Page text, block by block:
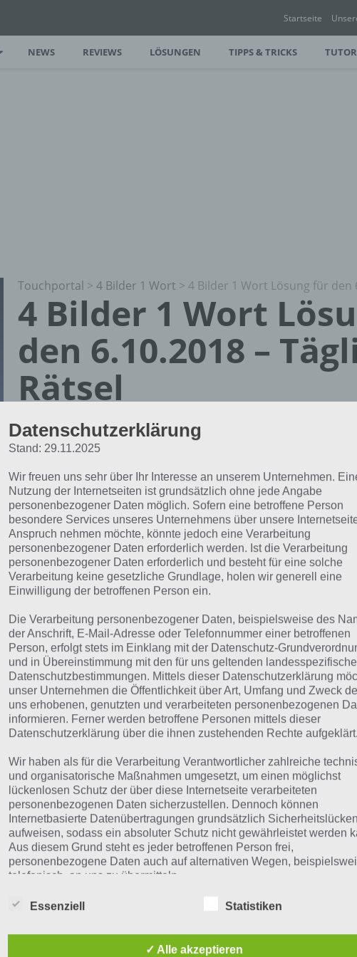
Startseite
NEWS REVIEWS LÖSUNGEN TIPPS & TRICKS
Touchportal > 4 Bilder 1 Wort > 4 Bilder 1 Wort Lösung für den
4 Bilder 1 Wort
den 6.10.2018 –
Rätsel
Paul Stelzer
09.11.2019
App Empfehlung: IQ Test App
Mit zahlreichen Aufgaben zum Knobeln und Üben
JETZT KOSTENLOS HERUNTERLADEN
Nachfolgend die Lösung für das tägliche Rätsel zu
Bilder 1 Wort vom 6.10.2018. Wenn du dort aktuell
dich:
NACHT
Zur Übersicht der4 Bilder 1 Wort Lösungen zu Halloween
Kurze Begriffserklärung zur Lösung Nacht
Nacht ist die Lösung für das tägliche Rätsel am 6.10.2018 in
welche Bedeutung hat dieses eigentlich und was gibt es dazu
Wort auch zu Halloween? Zu bestimmten Lösungen
immer eine kurze Begriffserklärung!
Ich glaube, das Wort Nacht kennt jeder, doch wie würdest
Grunde ist dann Nacht, wenn die Sonne vom Beobachter
Horizont steht, es kann also als Zeitraum zwischen
Das Besondere am Wort Nacht sind auch die zahlreichen
Redensarten. So sprechen wir bei der Nacht vor dem ersten
Nacht. Wenn etwas sehr dunkel ist, dann nutzen wir den
Datenschutzerklärung
Stand: 29.11.2025
Wir freuen uns sehr über Ihr Interesse an unserem Unternehmen.
Nutzung der Internetseiten ist grundsätzlich ohne jede Angabe
personenbezogener Daten möglich. Sofern eine betroffene Person
besondere Services unseres Unternehmens über unsere
Anspruch nehmen möchte, könnte jedoch eine Verarbeitung
personenbezogener Daten erforderlich werden. Ist die Verarbeitung
personenbezogener Daten erforderlich und besteht für eine solche
Verarbeitung keine gesetzliche Grundlage, holen wir generell eine
Einwilligung der betroffenen Person ein.
Die Verarbeitung personenbezogener Daten, beispielsweise des
der Anschrift, E-Mail-Adresse oder Telefonnummer einer betroffenen
Person, erfolgt stets im Einklang mit der Datenschutz-
und in Übereinstimmung mit den für uns geltenden
Datenschutzbestimmungen. Mittels dieser Datenschutzerklärung
unser Unternehmen die Öffentlichkeit über Art, Umfang und Zweck
uns erhobenen, genutzten und verarbeiteten personenbezogenen
informieren. Ferner werden betroffene Personen mittels dieser
Datenschutzerklärung über die ihnen zustehenden Rechte aufgeklärt.
Wir haben als für die Verarbeitung Verantwortlicher zahlreiche
und organisatorische Maßnahmen umgesetzt, um einen möglichst
lückenlosen Schutz der über diese Internetseite verarbeiteten
personenbezogenen Daten sicherzustellen. Dennoch können
Internetbasierte Datenübertragungen grundsätzlich Sicherheitslücken
aufweisen, sodass ein absoluter Schutz nicht gewährleistet werden
Aus diesem Grund steht es jeder betroffenen Person frei,
personenbezogene Daten auch auf alternativen Wegen,
telefonisch, an uns zu übermitteln.
Essenziell Statistiken
✓ Alle akzeptieren